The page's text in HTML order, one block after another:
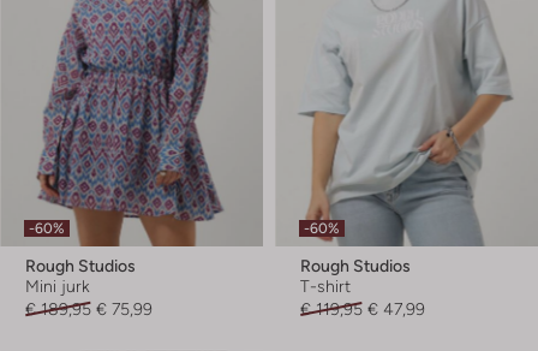
-60%
Rough Studios
Mini jurk
€ 189,95 € 75,99
-60%
Rough Studios
T-shirt
€ 119,95 € 47,99